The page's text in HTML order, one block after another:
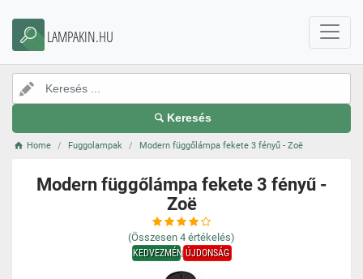
LAMPAKIN.HU
Keresés
Home Fuggolampak Modern függőlámpa fekete 3 fényű - Zoë
Modern függőlámpa fekete 3 fényű -
Zoë
(Összesen 4 értékelés)
KEDVEZMÉNYÚJDONSÁG